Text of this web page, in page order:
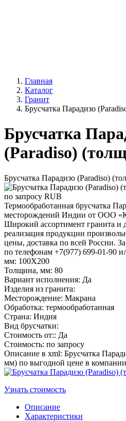
Главная
Каталог
Гранит
Брусчатка Парадизо
Брусчатка
(Paradiso)
Брусчатка Парадизо (Paradiso)
по запросу RUB
Термообработанная брусчатка
месторождений Индии от ООО
Широкий ассортимент гранита и
реализация продукции
цены, доставка по всей России.
по телефонам +7(977) 699-01-90
мм: 100Х200
Толщина, мм: 80
Вариант исполнения: Да
Изделия из гранита:
Месторождение: Макрана
Обработка: термообработанная
Страна: Индия
Вид брусчатки:
Стоимость от:: Да
Стоимость: по запросу
Описание в xml: Брусчатка
мм) по выгодной цене в
Узнать стоимость
Описание
Характеристики